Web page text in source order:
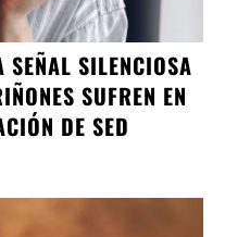
SILENCIOSA
SUFREN EN
DE SED